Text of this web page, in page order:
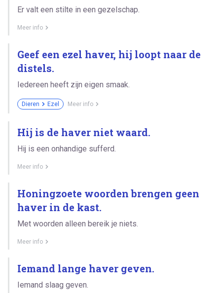
Er valt een stilte in een gezelschap.
Meer info
Geef een ezel haver, hij loopt naar de
distels.
Iedereen heeft zijn eigen smaak.
Dieren Ezel Meer info
Hij is de haver niet waard.
Hij is een onhandige sufferd.
Meer info
Honingzoete woorden brengen geen
haver in de kast.
Met woorden alleen bereik je niets.
Meer info
Iemand lange haver geven.
Iemand slaag geven.